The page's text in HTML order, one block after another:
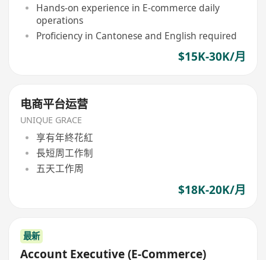
Hands-on experience in E-commerce daily
operations
Proficiency in Cantonese and English required
$15K-30K/月
电商平台运营
UNIQUE GRACE
享有年終花紅
長短周工作制
五天工作周
$18K-20K/月
最新
Account Executive (E-Commerce)